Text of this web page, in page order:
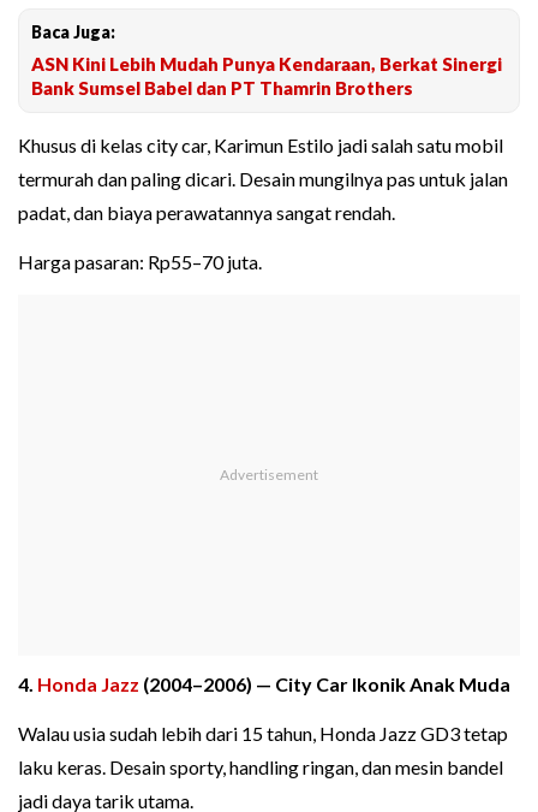
Baca Juga:
ASN Kini Lebih Mudah Punya Kendaraan, Berkat Sinergi
Bank Sumsel Babel dan PT Thamrin Brothers
Khusus di kelas city car, Karimun Estilo jadi salah satu mobil
termurah dan paling dicari. Desain mungilnya pas untuk jalan
padat, dan biaya perawatannya sangat rendah.
Harga pasaran: Rp55–70 juta.
4. Honda Jazz (2004–2006) — City Car Ikonik Anak Muda
Walau usia sudah lebih dari 15 tahun, Honda Jazz GD3 tetap
laku keras. Desain sporty, handling ringan, dan mesin bandel
jadi daya tarik utama.